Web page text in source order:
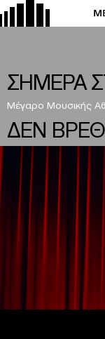
ΣΗΜΕΡΑ
Μέγαρο Μουσικής
ΔΕΝ